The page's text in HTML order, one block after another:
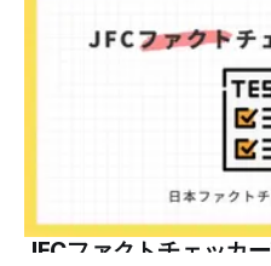
の日本での影響を調べた2万
を信じてしまう背景にある人
るSNSアルゴリズムなどを解説していま
像や動画や生成AIなど、偽・
良いかをJFCが検証してきた
JFCファクトチェッカー認定試験を開始
ら、これらの内容について習
ェッカー認定試験を開始しま
す（2024年度中は受験料
合格者には様々な技能をデジ
JFCファクトチェッカ